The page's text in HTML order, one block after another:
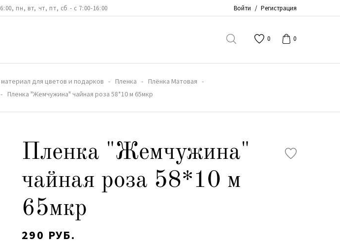
пн, вт, чт, пт, сб - с 7:00-16:00 Войти / Регистрация
0 0
для цветов и подарков Пленка
Плёнка Матовая
Пленка "Жемчужина" чайная роза 58*10 м 65мкр
Пленка "Жемчужина"
чайная роза 58*10 м
65мкр
290 РУБ.